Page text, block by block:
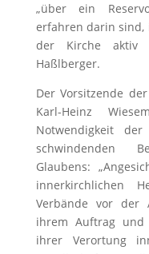
„über ein
erfahren darin sind,
der Kirche aktiv
Haßlberger.
Der Vorsitzende
Karl-Heinz
Notwendigkeit
schwindenden
Glaubens:
innerkirchlichen
Verbände vor der
ihrem Auftrag und
ihrer Verortung